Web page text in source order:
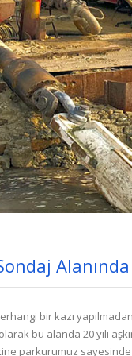
bir kazı
bu alanda 20 yılı
parkurumuz